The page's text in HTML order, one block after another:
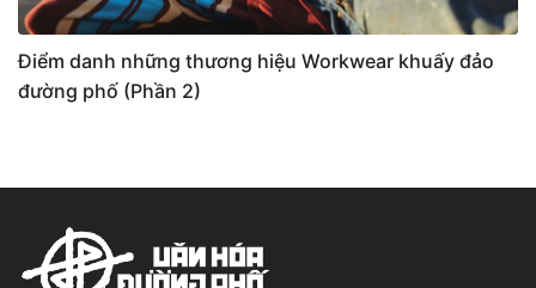
Điểm danh những thương hiệu Workwear khuấy đảo
đường phố (Phần 2)